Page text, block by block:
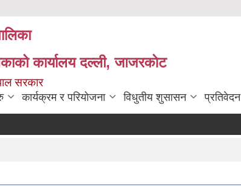
कार्यालय दल्ली, जाजरकाेट
सरकार
कार्यक्रम र परियोजना विधुतीय शुसासन प्रतिवेदन